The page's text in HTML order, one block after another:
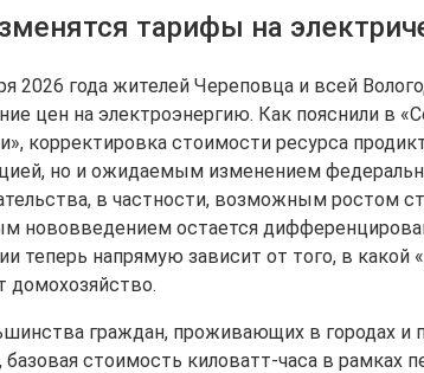
тарифы на
2026 года жителей Череповца и всей
цен на электроэнергию. Как пояснили в
корректировка стоимости ресурса
но и ожидаемым изменением
в частности, возможным ростом
нововведением остается
теперь напрямую зависит от того, в какой
домохозяйство.
граждан, проживающих в городах и
базовая стоимость киловатт-часа в рамках